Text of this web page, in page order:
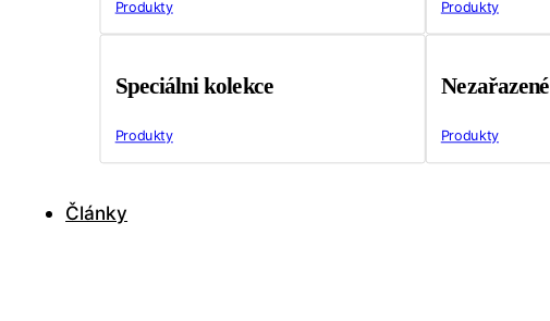
Produkty Produkty
Speciálni kolekce
Produkty
Nezařazené
Produkty
Články